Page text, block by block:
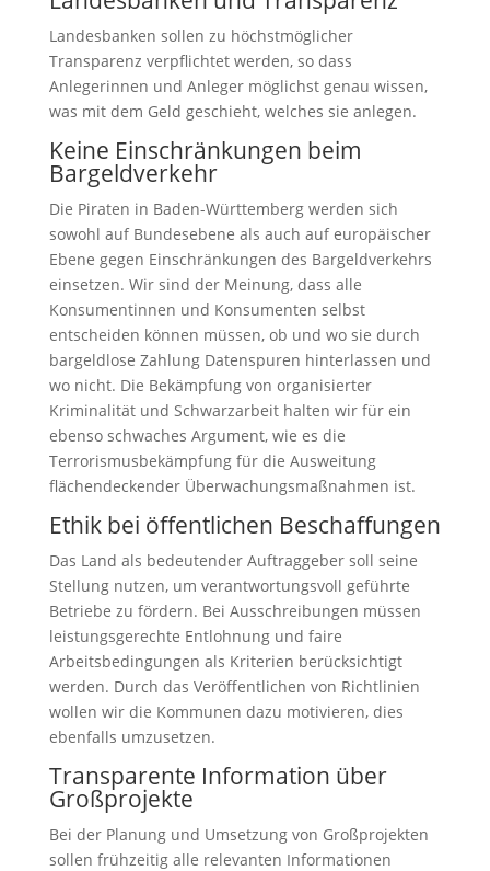
Landesbanken sollen zu höchstmöglicher
Transparenz verpflichtet werden, so dass
Anlegerinnen und Anleger möglichst genau wissen,
was mit dem Geld geschieht, welches sie anlegen.
Keine Einschränkungen beim
Bargeldverkehr
Die Piraten in Baden-Württemberg werden sich
sowohl auf Bundesebene als auch auf europäischer
Ebene gegen Einschränkungen des Bargeldverkehrs
einsetzen. Wir sind der Meinung, dass alle
Konsumentinnen und Konsumenten selbst
entscheiden können müssen, ob und wo sie durch
bargeldlose Zahlung Datenspuren hinterlassen und
wo nicht. Die Bekämpfung von organisierter
Kriminalität und Schwarzarbeit halten wir für ein
ebenso schwaches Argument, wie es die
Terrorismusbekämpfung für die Ausweitung
flächendeckender Überwachungsmaßnahmen ist.
Ethik bei öffentlichen Beschaffungen
Das Land als bedeutender Auftraggeber soll seine
Stellung nutzen, um verantwortungsvoll geführte
Betriebe zu fördern. Bei Ausschreibungen müssen
leistungsgerechte Entlohnung und faire
Arbeitsbedingungen als Kriterien berücksichtigt
werden. Durch das Veröffentlichen von Richtlinien
wollen wir die Kommunen dazu motivieren, dies
ebenfalls umzusetzen.
Transparente Information über
Großprojekte
Bei der Planung und Umsetzung von Großprojekten
sollen frühzeitig alle relevanten Informationen